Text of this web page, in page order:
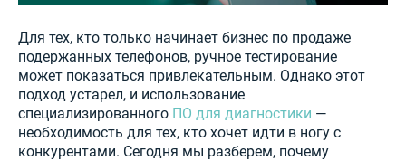
Для тех, кто только начинает бизнес по продаже
подержанных телефонов, ручное тестирование
может показаться привлекательным. Однако этот
подход устарел, и использование
специализированного ПО для диагностики —
необходимость для тех, кто хочет идти в ногу с
конкурентами. Сегодня мы разберем, почему